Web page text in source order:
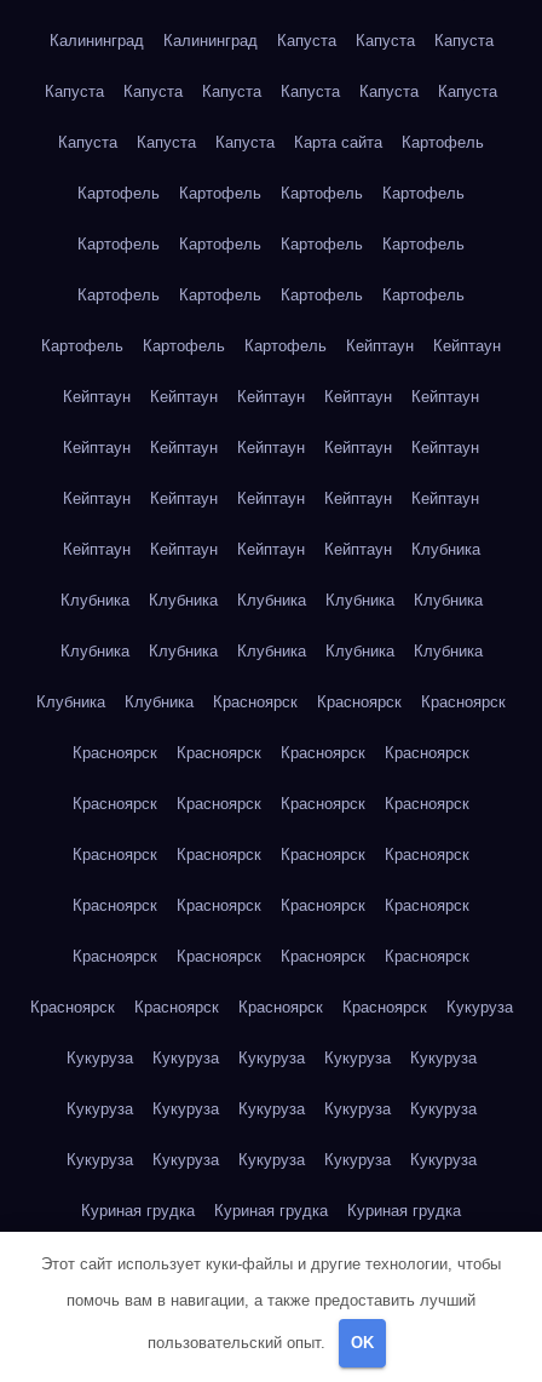
Калининград Калининград Капуста Капуста Капуста
Капуста Капуста Капуста Капуста Капуста Капуста
Капуста Капуста Капуста Карта сайта Картофель
Картофель Картофель Картофель Картофель
Картофель Картофель Картофель Картофель
Картофель Картофель Картофель Картофель
Картофель Картофель Картофель Кейптаун Кейптаун
Кейптаун Кейптаун Кейптаун Кейптаун Кейптаун
Кейптаун Кейптаун Кейптаун Кейптаун Кейптаун
Кейптаун Кейптаун Кейптаун Кейптаун Кейптаун
Кейптаун Кейптаун Кейптаун Кейптаун Клубника
Клубника Клубника Клубника Клубника Клубника
Клубника Клубника Клубника Клубника Клубника
Клубника Клубника Красноярск Красноярск Красноярск
Красноярск Красноярск Красноярск Красноярск
Красноярск Красноярск Красноярск Красноярск
Красноярск Красноярск Красноярск Красноярск
Красноярск Красноярск Красноярск Красноярск
Красноярск Красноярск Красноярск Красноярск
Красноярск Красноярск Красноярск Красноярск Кукуруза
Кукуруза Кукуруза Кукуруза Кукуруза Кукуруза
Кукуруза Кукуруза Кукуруза Кукуруза Кукуруза
Кукуруза Кукуруза Кукуруза Кукуруза Кукуруза
Куриная грудка Куриная грудка Куриная грудка
Куриная грудка Куриная грудка Куриная грудка
Куриная грудка Куриная грудка
Куриное яйцо
Этот сайт использует куки-файлы и другие технологии, чтобы
помочь вам в навигации, а также предоставить лучший
пользовательский опыт. OK